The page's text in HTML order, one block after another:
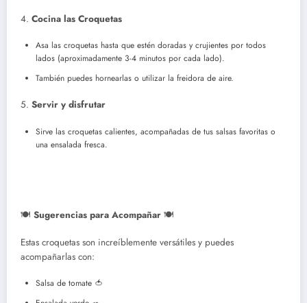
4. Cocina las Croquetas
Asa las croquetas hasta que estén doradas y crujientes por todos
lados (aproximadamente 3-4 minutos por cada lado).
También puedes hornearlas o utilizar la freidora de aire.
5. Servir y disfrutar
Sirve las croquetas calientes, acompañadas de tus salsas favoritas o
una ensalada fresca.
🍽️ Sugerencias para Acompañar 🍽️
Estas croquetas son increíblemente versátiles y puedes
acompañarlas con:
Salsa de tomate 🍅